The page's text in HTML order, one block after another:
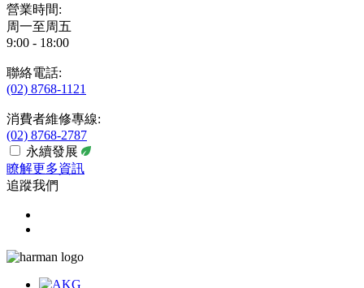
營業時間:
周一至周五
9:00 - 18:00
聯絡電話:
(02) 8768-1121
消費者維修專線:
(02) 8768-2787
永續發展
瞭解更多資訊
追蹤我們